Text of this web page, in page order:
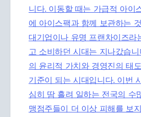
니다. 이동할 때는 가급적 아이
에 아이스팩과 함께 보관하는
대기업이나 유명 프랜차이즈라
고 소비하던 시대는 지나갔습
의 윤리적 가치와 경영진의 태
기준이 되는 시대입니다. 이번
심히 땀 흘려 일하는 전국의 수
맹점주들이 더 이상 피해를 보